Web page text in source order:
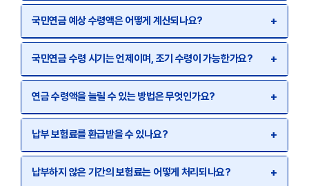
국민연금 예상 수령액은 어떻게 계산되나요? +
국민연금 수령 시기는 언제이며, 조기 수령이 가능한가요? +
연금 수령액을 늘릴 수 있는 방법은 무엇인가요? +
납부 보험료를 환급받을 수 있나요? +
납부하지 않은 기간의 보험료는 어떻게 처리되나요? +